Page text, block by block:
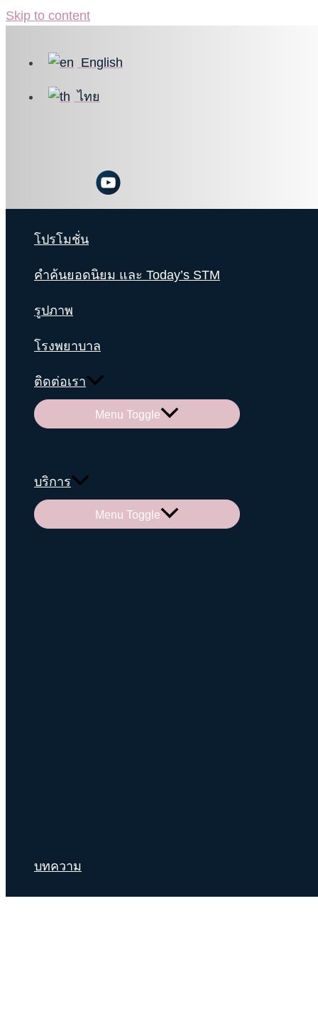
Skip to content
English
ไทย
โปรโมชั่น
คำค้นยอดนิยม และ Today’s STM
รูปภาพ
โรงพยาบาล
ติดต่อเรา
Menu Toggle
บริการ
Menu Toggle
บทความ